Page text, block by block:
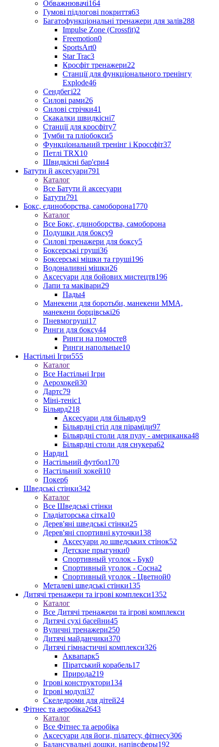
Обважнювачі164
Гумові підлогові покриття63
Багатофункціональні тренажери для залів288
Impulse Zone (Crossfit)2
Freemotion0
SportsArt0
Star Trac3
Кросфіт тренажери22
Станції для функціонального тренінгу
Explode46
Сендбегі22
Силові рами26
Силові стрічки41
Скакалки швидкісні7
Станції для кросфіту7
Тумби та пліобокси5
Функціональний тренінг і Кроссфіт37
Петлі TRX10
Швидкісні бар'єри4
Батути й аксесуари791
Каталог
Все Батути й аксесуари
Батути791
Бокс, єдиноборства, самоборона1770
Каталог
Все Бокс, єдиноборства, самоборона
Подушки для боксу9
Силові тренажери для боксу5
Боксерські груші36
Боксерські мішки та груші196
Водоналивні мішки26
Аксесуари для бойових мистецтв196
Лапи та маківари29
Пады4
Манекени для боротьби, манекени ММА,
манекени борцівські26
Пневмогруші17
Ринги для боксу44
Ринги на помосте8
Ринги напольные10
Настільні Ігри555
Каталог
Все Настільні Ігри
Аерохокей30
Дартс79
Міні-теніс1
Більярд218
Аксесуари для більярду9
Більярдні стіл для піраміди97
Більярдні столи для пулу - американка48
Більярдні столи для снукера62
Нарди1
Настільний футбол170
Настільний хокей10
Покер6
Шведські стінки342
Каталог
Все Шведські стінки
Гладіаторська сітка10
Дерев'яні шведські стінки25
Дерев'яні спортивні куточки138
Аксесуари до шведських стінок52
Детские прыгунки0
Спортивный уголок - Бук0
Спортивный уголок - Сосна2
Спортивный уголок - Цветной0
Металеві шведські стінки135
Дитячі тренажери та ігрові комплекси1352
Каталог
Все Дитячі тренажери та ігрові комплекси
Дитячі сухі басейни45
Вуличні тренажери250
Дитячі майданчики370
Дитячі гімнастичні комплекси326
Аквапарк5
Піратський корабель17
Природа219
Ігрові конструктори134
Ігрові модулі37
Скеледроми для дітей24
Фітнес та аеробіка2643
Каталог
Все Фітнес та аеробіка
Аксесуари для йоги, пілатесу, фітнесу306
Балансувальні дошки, напівсферы192